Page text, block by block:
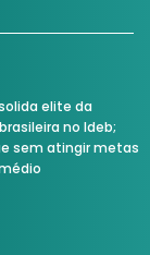
elite da
no Ideb;
sem atingir metas